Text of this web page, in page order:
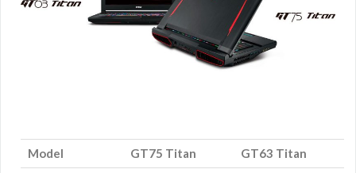
Model GT75 Titan GT63 Titan